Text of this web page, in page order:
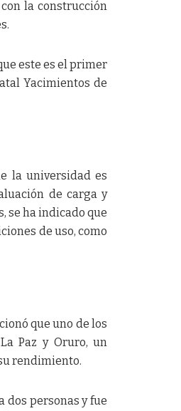
la construcción
este es el primer
Yacimientos de
la universidad es
de carga y
se ha indicado que
de uso, como
que uno de los
Paz y Oruro, un
rendimiento.
dos personas y fue